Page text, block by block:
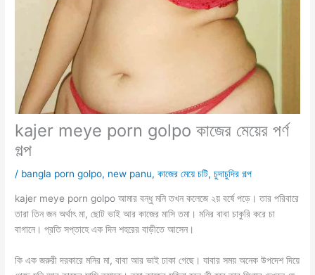
kajer meye porn golpo কাজের মেয়ের পর্ণ
গল্প
/ bangla porn golpo, new panu,কাজের মেয়ে চটি,চুদাচুদির গল্প
kajer meye porn golpo আমার বন্ধু মনি তখন কলেজে ২য় বর্ষে পড়ে। তার পরিবারে
তারা তিন জন অর্থাৎ মা, ছোট ভাই আর কাজের মাসি তমা। মনির বাবা চাকুরি করে চা
বাগানে। প্রতি সপ্তাহে এক দিন শহরের বাড়ীতে আসেন।
কি এক জরুরী দরকারে মনির মা, বাবা আর ভাই ঢাকা গেছে। যাবার সময় অনেক উপদেশ দিয়ে